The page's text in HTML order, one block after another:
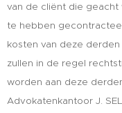
van de cliënt die
te hebben
kosten van deze
zullen in de regel
worden aan deze
Advokatenkantoor J.